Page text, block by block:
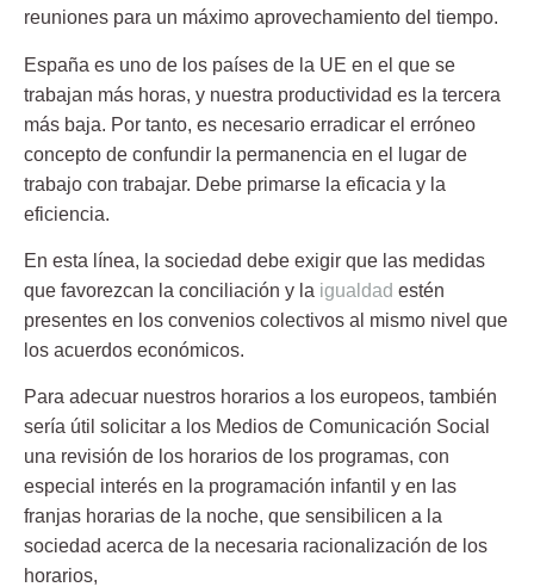
reuniones para un máximo aprovechamiento del tiempo.
España es uno de los países de la UE en el que se
trabajan más horas, y nuestra productividad es la tercera
más baja. Por tanto, es necesario erradicar el erróneo
concepto de confundir la permanencia en el lugar de
trabajo con trabajar. Debe primarse la eficacia y la
eficiencia.
En esta línea, la sociedad debe exigir que las medidas
que favorezcan la conciliación y la igualdad estén
presentes en los convenios colectivos al mismo nivel que
los acuerdos económicos.
Para adecuar nuestros horarios a los europeos, también
sería útil solicitar a los Medios de Comunicación Social
una revisión de los horarios de los programas, con
especial interés en la programación infantil y en las
franjas horarias de la noche, que sensibilicen a la
sociedad acerca de la necesaria racionalización de los
horarios,